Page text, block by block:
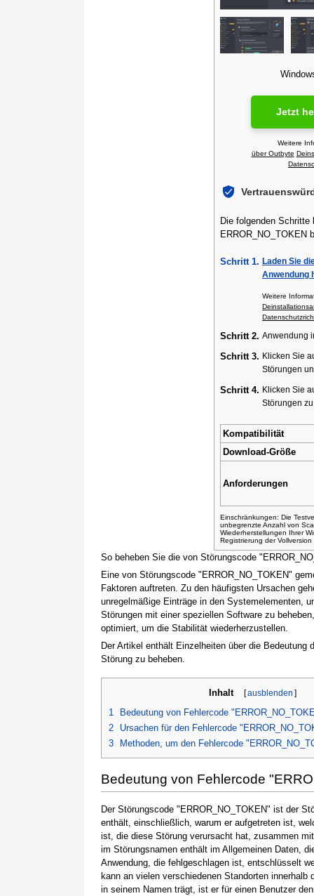
So beheben Sie die von Störungscode
Eine von Störungscode "ERROR_NO_TOKEN"
Faktoren auftreten. Zu den häufigsten Ursachen
unregelmäßige Einträge in den Systemelementen,
Störungen mit einer speziellen Software zu
optimiert, um die Stabilität wiederherzustellen.
Der Artikel enthält Einzelheiten über die
Störung zu beheben.
Inhalt [ausblenden ]
1
Bedeutung von Fehlercode
2
Ursachen für den Fehlercode
3
Methoden, um den Fehlercode
Bedeutung von Fehlercode
Der Störungscode "ERROR_NO_TOKEN" ist der
enthält, einschließlich, warum er aufgetreten ist,
ist, die diese Störung verursacht hat, zusammen
im Störungsnamen enthält im Allgemeinen Daten,
Anwendung, die fehlgeschlagen ist, entschlüsselt
kann an vielen verschiedenen Standorten
in seinem Namen trägt, ist er für einen Benutzer
Jetzt
Weitere
über Outbyte
Die folgenden Schritte
ERROR_NO_TOKEN
Schritt 1. Laden Sie
Anwendung
Weitere
Schritt 2. Anwendung
Schritt 3. Klicken Sie
Störungen
Schritt 4. Klicken Sie
Störungen
Kompatibilität
Download-Größe
Anforderungen
Einschränkungen: Die
unbegrenzte Anzahl von
Wiederherstellungen Ihrer
Registrierung der